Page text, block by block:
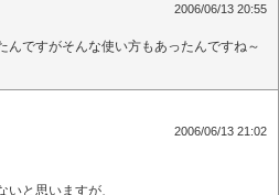
2006/06/13 20:55
んですがそんな使い方もあったんですね～
2006/06/13 21:02
と思いますが、